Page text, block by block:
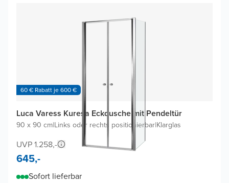
60 € Rabatt je 600 €
Luca Varess Kuresa Eckdusche mit Pendeltür
90 x 90 cm|Links oder rechts positionierbar|Klarglas
UVP 1.258,-
645,-
Sofort lieferbar